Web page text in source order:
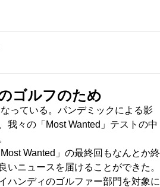
ゴルフのため
っている。パンデミックによる影
我々の「Most Wanted」テストの中
Wanted」の最終回もなんとか終
いニュースを届けることができた。
ハンディのゴルファー部門を対象に